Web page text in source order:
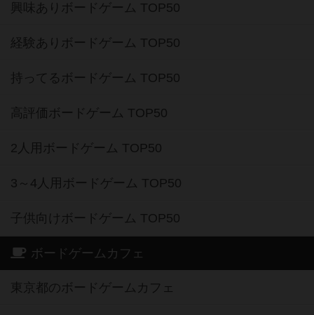
興味ありボードゲーム TOP50
経験ありボードゲーム TOP50
持ってるボードゲーム TOP50
高評価ボードゲーム TOP50
2人用ボードゲーム TOP50
3～4人用ボードゲーム TOP50
子供向けボードゲーム TOP50
ボードゲームカフェ
東京都のボードゲームカフェ